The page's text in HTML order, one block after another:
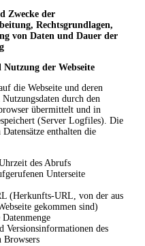
Zwecke der
Rechtsgrundlagen,
von Daten und Dauer der
der Webseite
die Webseite und deren
durch den
übermittelt und in
(Server Logfiles). Die
Datensätze enthalten die
des Abrufs
Unterseite
(Herkunfts-URL, von der aus
gekommen sind)
Versionsinformationen des
Browsers